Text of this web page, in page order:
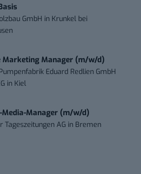
GmbH in Krunkel bei
Marketing Manager (m/w/d)
Eduard Redlien GmbH
in Kiel
Media-Manager (m/w/d)
Tageszeitungen AG in Bremen